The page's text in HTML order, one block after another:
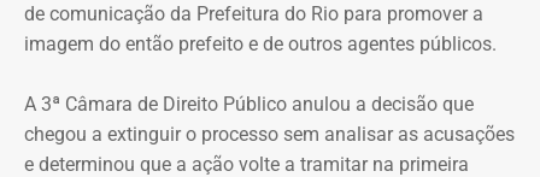
de comunicação da Prefeitura do Rio para promover a
imagem do então prefeito e de outros agentes públicos.
A 3ª Câmara de Direito Público anulou a decisão que
chegou a extinguir o processo sem analisar as acusações
e determinou que a ação volte a tramitar na primeira